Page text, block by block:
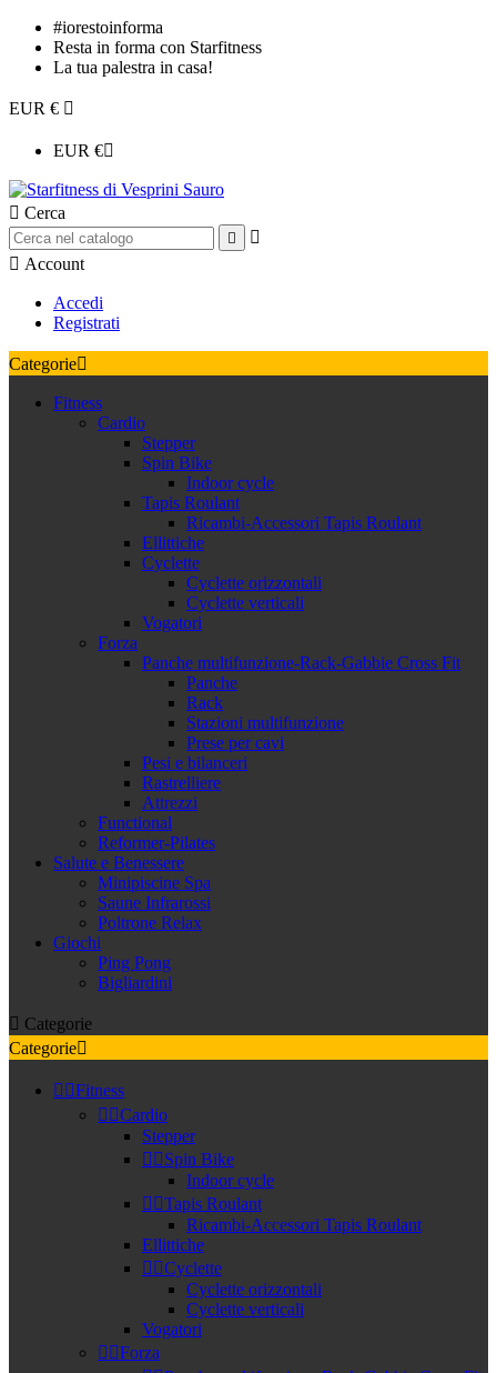
#iorestoinforma
Resta in forma con Starfitness
La tua palestra in casa!
EUR € 
EUR €
 Cerca


 Account
Accedi
Registrati
Categorie
Fitness
Cardio
Stepper
Spin Bike
Indoor cycle
Tapis Roulant
Ricambi-Accessori Tapis Roulant
Ellittiche
Cyclette
Cyclette orizzontali
Cyclette verticali
Vogatori
Forza
Panche multifunzione-Rack-Gabbie Cross Fit
Panche
Rack
Stazioni multifunzione
Prese per cavi
Pesi e bilanceri
Rastrelliere
Attrezzi
Functional
Reformer-Pilates
Salute e Benessere
Minipiscine Spa
Saune Infrarossi
Poltrone Relax
Giochi
Ping Pong
Bigliardini
 Categorie
Categorie
 Fitness
 Cardio
Stepper
 Spin Bike
Indoor cycle
 Tapis Roulant
Ricambi-Accessori Tapis Roulant
Ellittiche
 Cyclette
Cyclette orizzontali
Cyclette verticali
Vogatori
 Forza